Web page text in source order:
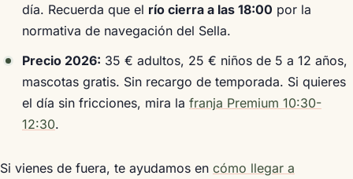
día. Recuerda que el río cierra a las 18:00 por la
normativa de navegación del Sella.
Precio 2026: 35 € adultos, 25 € niños de 5 a 12 años,
mascotas gratis. Sin recargo de temporada. Si quieres
el día sin fricciones, mira la franja Premium 10:30-
12:30.
Si vienes de fuera, te ayudamos en cómo llegar a